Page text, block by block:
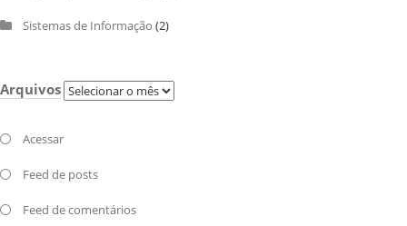
Sistemas de Informação (2)
ArquivosArquivos
Acessar
Feed de posts
Feed de comentários